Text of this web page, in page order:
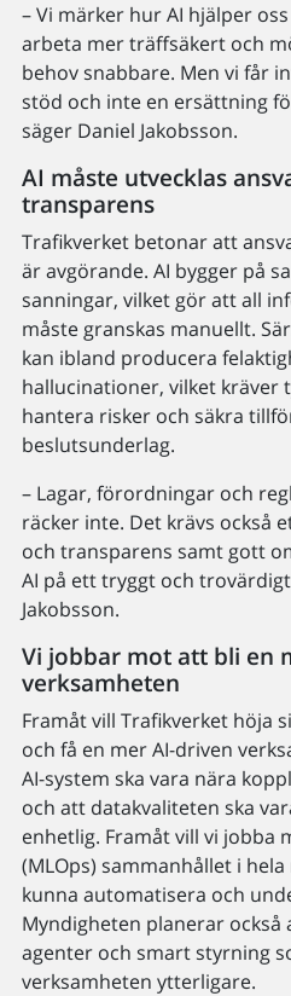
– Vi märker hur AI hjälper
arbeta mer träffsäkert och
behov snabbare. Men vi får
stöd och inte en ersättning
säger Daniel Jakobsson.
AI måste utvecklas
transparens
Trafikverket betonar att
är avgörande. AI bygger på
sanningar, vilket gör att all
måste granskas manuellt.
kan ibland producera
hallucinationer, vilket
hantera risker och säkra
beslutsunderlag.
– Lagar, förordningar och
räcker inte. Det krävs också
och transparens samt gott
AI på ett tryggt och
Jakobsson.
Vi jobbar mot att bli en
verksamheten
Framåt vill Trafikverket höja
och få en mer AI-driven
AI-system ska vara nära
och att datakvaliteten ska
enhetlig. Framåt vill vi jobba
(MLOps) sammanhållet i
kunna automatisera och
Myndigheten planerar också
agenter och smart styrning
verksamheten ytterligare.